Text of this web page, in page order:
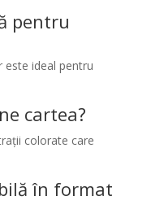
pentru
este ideal pentru
cartea?
colorate care
în format